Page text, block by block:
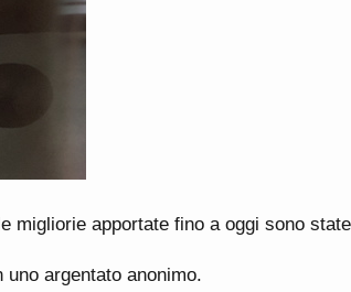
migliorie apportate fino a oggi sono
argentato anonimo.